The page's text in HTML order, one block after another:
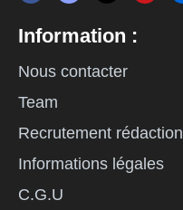
Information :
Nous contacter
Team
Recrutement rédaction
Informations légales
C.G.U